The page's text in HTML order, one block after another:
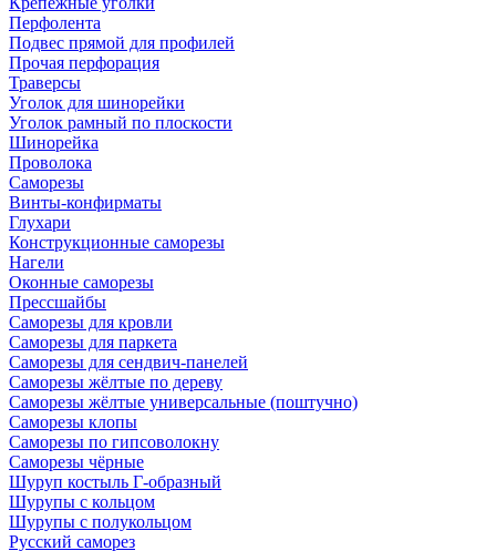
Перфолента
Подвес прямой для профилей
Прочая перфорация
Траверсы
Уголок для шинорейки
Уголок рамный по плоскости
Шинорейка
Проволока
Саморезы
Винты-конфирматы
Глухари
Конструкционные саморезы
Нагели
Оконные саморезы
Прессшайбы
Саморезы для кровли
Саморезы для паркета
Саморезы для сендвич-панелей
Саморезы жёлтые по дереву
Саморезы жёлтые универсальные (поштучно)
Саморезы клопы
Саморезы по гипсоволокну
Саморезы чёрные
Шуруп костыль Г-образный
Шурупы с кольцом
Шурупы с полукольцом
Русский саморез